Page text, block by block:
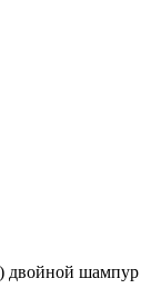
двойной шампур